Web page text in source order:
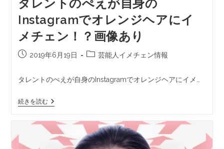
タレントのぺえが自身の
Instagramでオレンジヘアにイ
メチェン！？画像あり
2019年6月19日 芸能人イメチェン情報
タレントのぺえが自身のInstagramでオレンジヘアにイメ…
続きを読む